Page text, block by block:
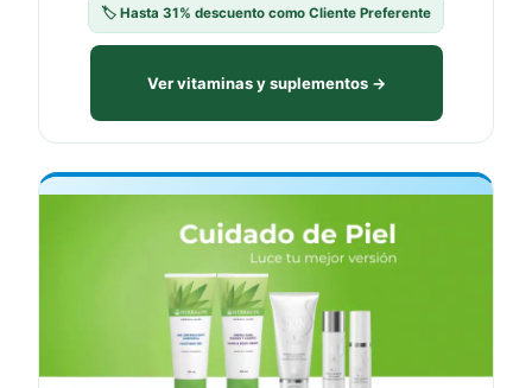
🏷️ Hasta 31% descuento como Cliente Preferente
Ver vitaminas y suplementos →
✨